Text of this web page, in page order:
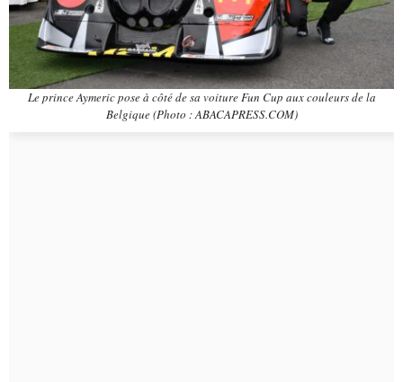
Le prince Aymeric pose à côté de sa voiture Fun Cup aux couleurs de la
Belgique (Photo : ABACAPRESS.COM)